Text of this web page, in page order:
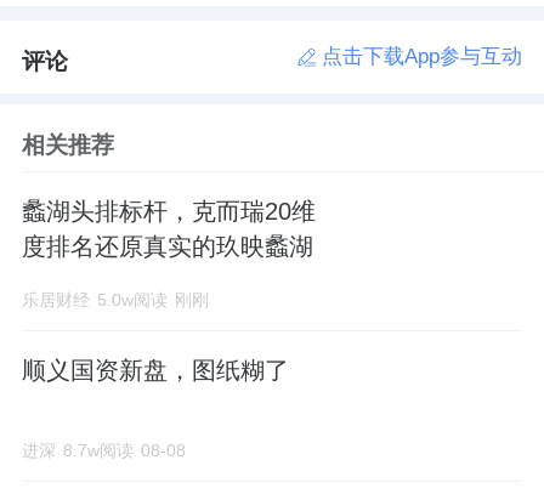
评论 点击下载App参与互动
相关推荐
蠡湖头排标杆，克而瑞20维
度排名还原真实的玖映蠡湖
乐居财经 5.0w阅读 刚刚
顺义国资新盘，图纸糊了
进深 8.7w阅读 08-08